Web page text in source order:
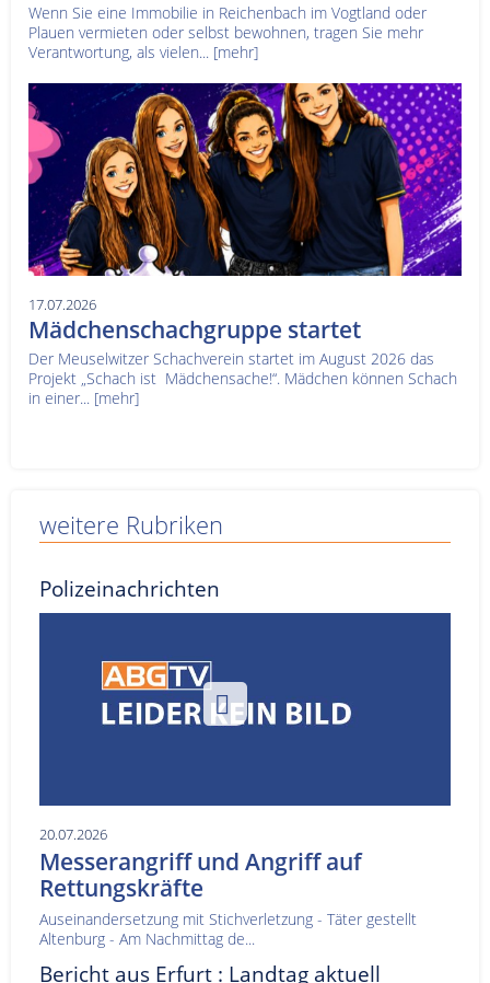
Wenn Sie eine Immobilie in Reichenbach im Vogtland oder
Plauen vermieten oder selbst bewohnen, tragen Sie mehr
Verantwortung, als vielen... [mehr]
17.07.2026
Mädchenschachgruppe startet
Der Meuselwitzer Schachverein startet im August 2026 das
Projekt „Schach ist Mädchensache!“. Mädchen können Schach
in einer... [mehr]
weitere Rubriken
Polizeinachrichten
20.07.2026
Messerangriff und Angriff auf
Rettungskräfte
Auseinandersetzung mit Stichverletzung - Täter gestellt
Altenburg - Am Nachmittag de...
Bericht aus Erfurt : Landtag aktuell